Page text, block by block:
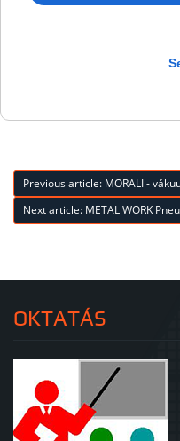
Previous article: MORALI -
Next article: METAL WORK
OKTATÁS